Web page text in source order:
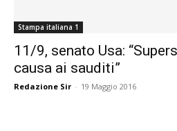
Stampa italiana 1
11/9, senato Usa:
causa ai sauditi”
Redazione Sir - 19 Maggio 2016